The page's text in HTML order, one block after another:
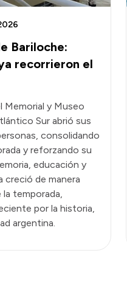
Bariloche:
recorrieron el
Memorial y Museo
Sur abrió sus
consolidando
y reforzando su
educación y
creció de manera
temporada,
por la historia,
argentina.